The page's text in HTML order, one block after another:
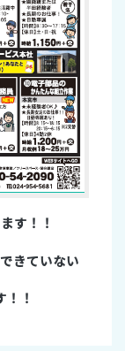
す！！
きていない
！